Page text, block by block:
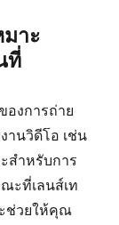
าะ
ที่
องการถ่าย
านวิดีโอ เช่น
สำหรับการ
ะที่เลนส์เท
ช่วยให้คุณ